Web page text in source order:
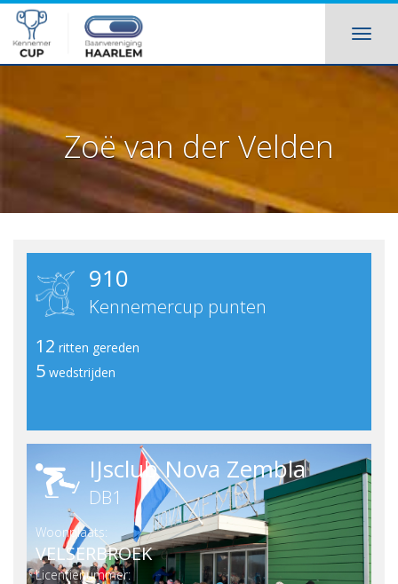
Zoë van der Velden
910
Kennemercup punten
12 ritten gereden
5 wedstrijden
IJsclub Nova Zembla
DB1
Woonplaats:
VELSERBROEK
Licentienummer: